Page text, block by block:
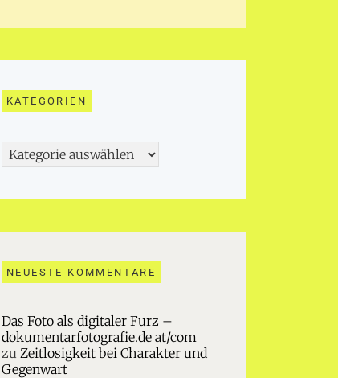
KATEGORIEN
Kategorien
NEUESTE KOMMENTARE
Das Foto als digitaler Furz –
dokumentarfotografie.de at/com
zu Zeitlosigkeit bei Charakter und
Gegenwart